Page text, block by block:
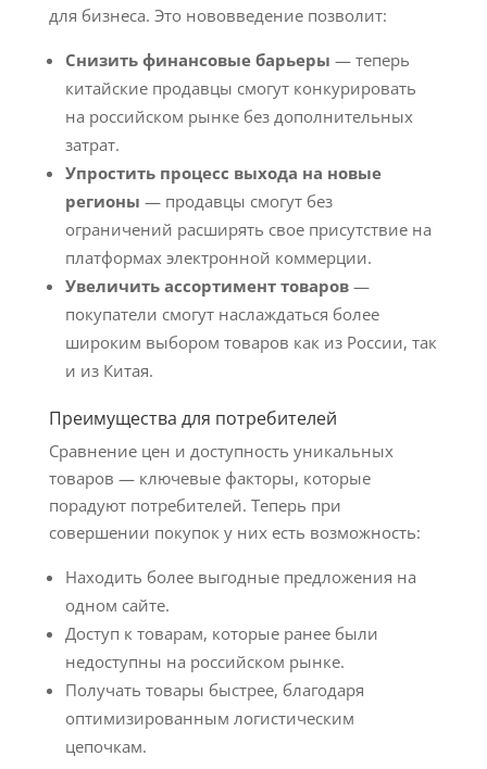
для бизнеса. Это нововведение позволит:
Снизить финансовые барьеры — теперь
китайские продавцы смогут конкурировать
на российском рынке без дополнительных
затрат.
Упростить процесс выхода на новые
регионы — продавцы смогут без
ограничений расширять свое присутствие на
платформах электронной коммерции.
Увеличить ассортимент товаров—
покупатели смогут наслаждаться более
широким выбором товаров как из России, так
и из Китая.
Преимущества для потребителей
Сравнение цен и доступность уникальных
товаров — ключевые факторы, которые
порадуют потребителей. Теперь при
совершении покупок у них есть возможность:
Находить более выгодные предложения на
одном сайте.
Доступ к товарам, которые ранее были
недоступны на российском рынке.
Получать товары быстрее, благодаря
оптимизированным логистическим
цепочкам.